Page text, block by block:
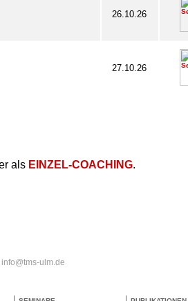
26.10.26
27.10.26
als EINZEL-COACHING.
ulm.de